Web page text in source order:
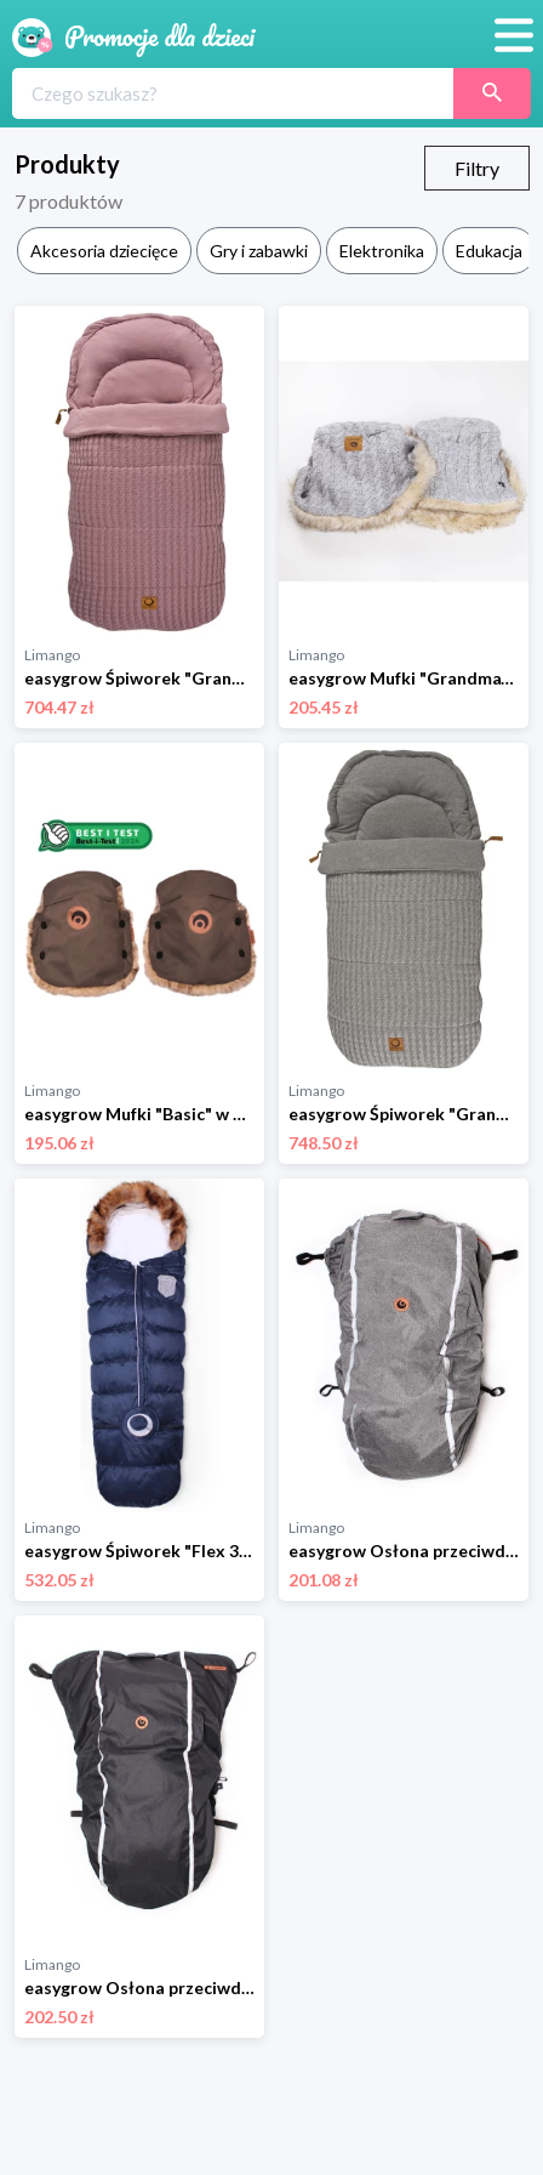
Blog
Produkty
Filtry
7produktów
Akcesoria dziecięce Gry i zabawki Elektronika Edukacja
Limango
easygrow Śpiworek "Grandma Old" w kolorze jasnoróżowym - dł. 110 cm rozmiar: onesize
704.47 zł
Limango
easygrow Mufki "Grandma" w kolorze szarym rozmiar: onesize
205.45 zł
Limango
easygrow Mufki "Basic" w kolorze brązowym rozmiar: onesize
195.06 zł
Limango
easygrow Śpiworek "Grandma Old" w kolorze szarym - dł. 110 cm rozmiar: onesize
748.50 zł
Limango
easygrow Śpiworek "Flex 3 Season" w kolorze granatowym do fotelika - dł. 130 cm rozmiar: onesize
532.05 zł
Limango
easygrow Osłona przeciwdeszczowa "Cover me" w kolorze szarym rozmiar: onesize
201.08 zł
Limango
easygrow Osłona przeciwdeszczowa "Cover me" w kolorze granatowym rozmiar: onesize
202.50 zł